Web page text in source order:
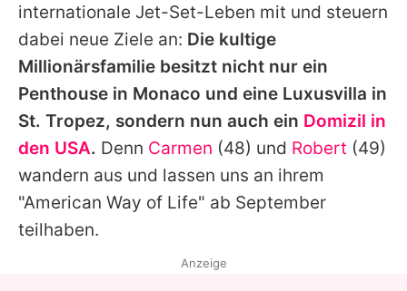
Nutzungsbedingungen
Utiq verwalten
internationale Jet-Set-Leben mit und steuern
dabei neue Ziele an: Die kultige
Millionärsfamilie besitzt nicht nur ein
Penthouse in Monaco und eine Luxusvilla in
St. Tropez, sondern nun auch ein Domizil in
den USA. Denn Carmen (48) und Robert (49)
wandern aus und lassen uns an ihrem
"American Way of Life" ab September
teilhaben.
Anzeige